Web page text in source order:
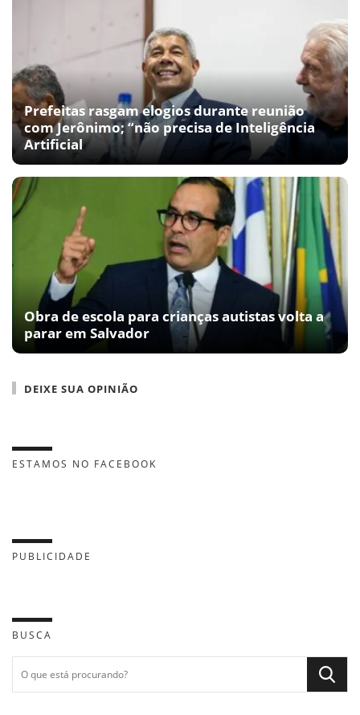
Prefeitas rasgam elogios durante reunião
com Jerônimo; “não precisa de Inteligência
Artificial
Obra de escola para crianças autistas volta a
parar em Salvador
DEIXE SUA OPINIÃO
ESTAMOS NO FACEBOOK
PUBLICIDADE
BUSCA